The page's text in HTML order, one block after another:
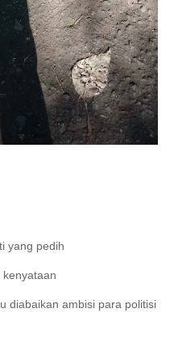
yang pedih
diabaikan ambisi para politisi